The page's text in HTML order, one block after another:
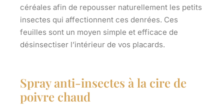
céréales afin de repousser naturellement les petits
insectes qui affectionnent ces denrées. Ces
feuilles sont un moyen simple et efficace de
désinsectiser l’intérieur de vos placards.
Spray anti-insectes à la cire de
poivre chaud